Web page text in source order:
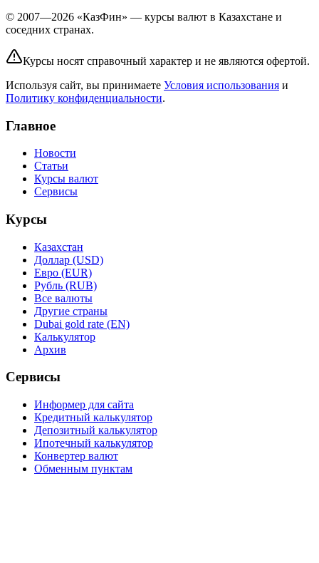
© 2007—2026 «КазФин» — курсы валют в Казахстане и
соседних странах.
Курсы носят справочный характер и не являются офертой.
Используя сайт, вы принимаете Условия использования и
Политику конфиденциальности.
Главное
Новости
Статьи
Курсы валют
Сервисы
Курсы
Казахстан
Доллар (USD)
Евро (EUR)
Рубль (RUB)
Все валюты
Другие страны
Dubai gold rate (EN)
Калькулятор
Архив
Сервисы
Информер для сайта
Кредитный калькулятор
Депозитный калькулятор
Ипотечный калькулятор
Конвертер валют
Обменным пунктам